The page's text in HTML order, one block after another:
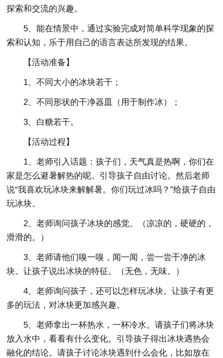
探索和交流的兴趣。
5、能在情景中，通过实验完成对简单科学现象的探
索和认知，乐于用自己的语言表达所发现的结果。
【活动准备】
1、不同大小的冰块若干；
2、不同形状的干净器皿（用于制作冰）；
3、白糖若干。
【活动过程】
1、老师引入话题：孩子们，天气真是热啊，你们在
家是怎么避暑解热的呢。引导孩子自由讨论。然后老师
说“我喜欢玩冰块来解解暑。你们玩过冰吗？”给孩子自由
玩冰块。
2、老师询问孩子冰块的感觉。（凉凉的，硬硬的，
滑滑的。）
3、老师请他们嗅一嗅，闻一闻，尝一尝干净的冰
块。让孩子说出冰块的特征。（无色，无味。）
4、老师询问孩子，还可以怎样玩冰块。让孩子有更
多的玩法，对冰块更加感兴趣。
5、老师拿出一杯热水，一杯冷水。请孩子们将冰块
放入水中，看看有什么变化。引导孩子得出冰块遇热会
融化的结论。请孩子讨论冰块遇到什么会化，比如放在